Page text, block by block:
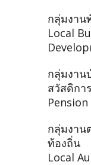
กลุ่มงา
Local
กลุ่มงาน
สวัสดิการ
กลุ่มงาน
ท้องถิ่น
Local